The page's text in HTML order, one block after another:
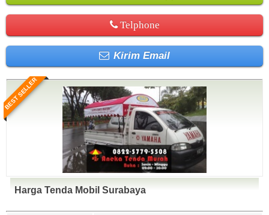
Telphone
Kirim Email
BEST SELLER
Harga Tenda Mobil Surabaya